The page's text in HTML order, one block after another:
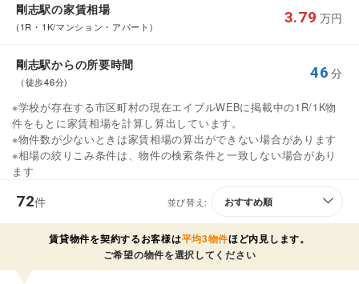
剛志駅の家賃相場
(1R・1K/マンション・アパート)
3.79 万円
剛志駅からの所要時間
（徒歩46分)
46 分
※学校が存在する市区町村の現在エイブルWEBに掲載中の1R/1K物
件をもとに家賃相場を計算し算出しています。
※物件数が少ないときは家賃相場の算出ができない場合があります
※相場の絞りこみ条件は、物件の検索条件と一致しない場合があり
ます
72件 並び替え:
賃貸物件を契約するお客様は平均3物件ほど内見します。
ご希望の物件を選択してください